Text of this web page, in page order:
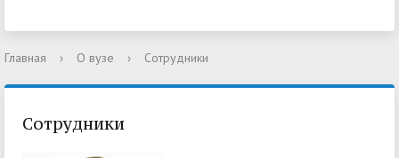
Главная › О вузе › Сотрудники
Сотрудники